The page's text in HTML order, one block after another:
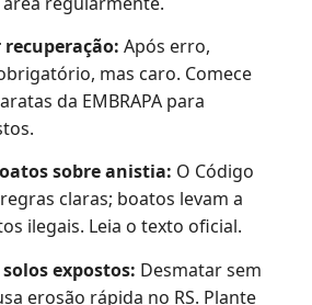
Após erro,
mas caro. Comece
da EMBRAPA para
sobre anistia: O Código
claras; boatos levam a
ilegais. Leia o texto oficial.
expostos: Desmatar sem
erosão rápida no RS. Plante